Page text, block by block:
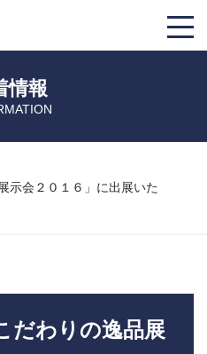
情報
示会２０１６」に出展いた
だわりの逸品展